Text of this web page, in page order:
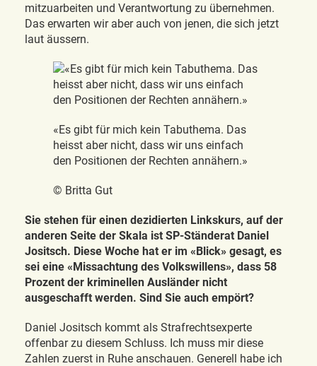
mitzuarbeiten und Verantwortung zu übernehmen.
Das erwarten wir aber auch von jenen, die sich jetzt
laut äussern.
«Es gibt für mich kein Tabuthema. Das
heisst aber nicht, dass wir uns einfach
den Positionen der Rechten annähern.»
© Britta Gut
Sie stehen für einen dezidierten Linkskurs, auf der
anderen Seite der Skala ist SP-Ständerat Daniel
Jositsch. Diese Woche hat er im «Blick» gesagt, es
sei eine «Missachtung des Volkswillens», dass 58
Prozent der kriminellen Ausländer nicht
ausgeschafft werden. Sind Sie auch empört?
Daniel Jositsch kommt als Strafrechtsexperte
offenbar zu diesem Schluss. Ich muss mir diese
Zahlen zuerst in Ruhe anschauen. Generell habe ich